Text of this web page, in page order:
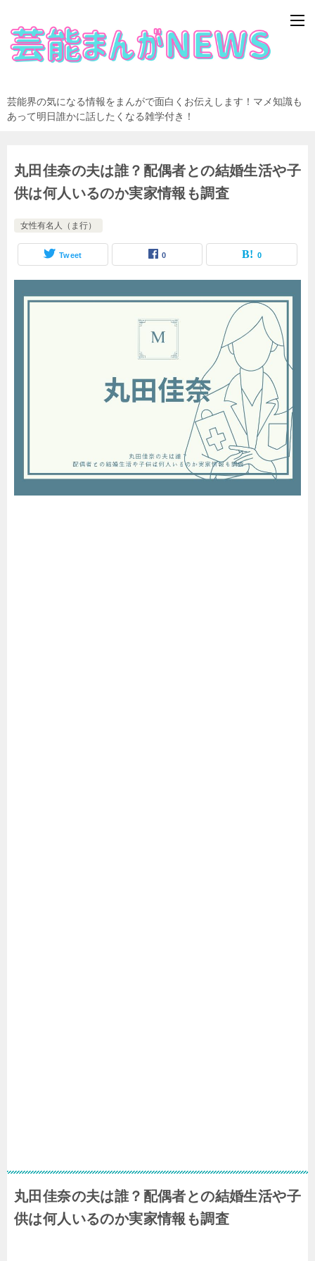
芸能界の気になる情報をまんがで面白くお伝えします！マメ知識も
あって明日誰かに話したくなる雑学付き！
丸田佳奈の夫は誰？配偶者との結婚生活や子
供は何人いるのか実家情報も調査
女性有名人（ま行）
Tweet 0 0
丸田佳奈の夫は誰？配偶者との結婚生活や子
供は何人いるのか実家情報も調査